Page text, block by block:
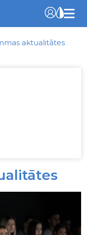
aktualitātes